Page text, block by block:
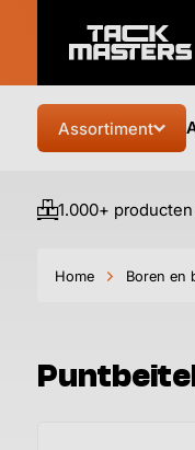
Assortiment
1.000+
Home Boren en
Puntbeitel